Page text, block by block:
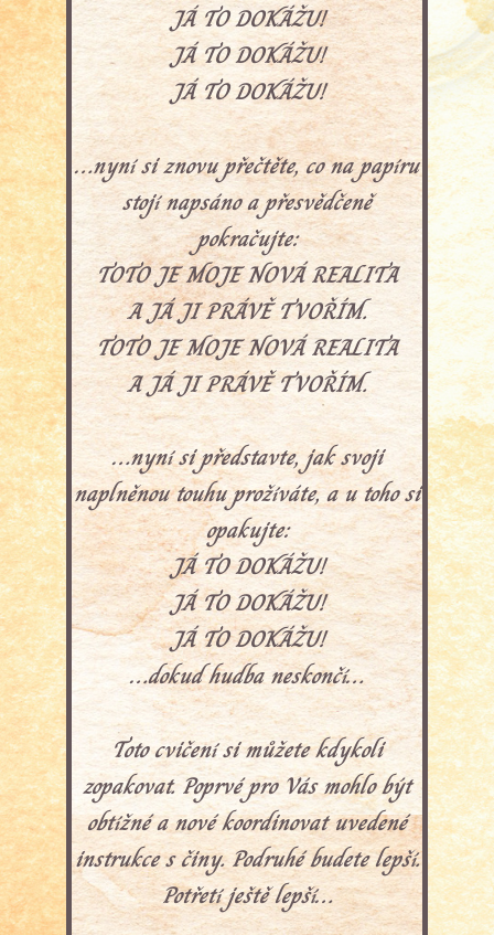
JÁ TO DOKÁŽU!
JÁ TO DOKÁŽU!
JÁ TO DOKÁŽU!
…nyní si znovu přečtěte, co na papíru
stojí napsáno a přesvědčeně
pokračujte:
TOTO JE MOJE NOVÁ REALITA
A JÁ JI PRÁVĚ TVOŘÍM.
TOTO JE MOJE NOVÁ REALITA
A JÁ JI PRÁVĚ TVOŘÍM.
…nyní si představte, jak svoji
naplněnou touhu prožíváte, a u toho si
opakujte:
JÁ TO DOKÁŽU!
JÁ TO DOKÁŽU!
JÁ TO DOKÁŽU!
…dokud hudba neskončí…
Toto cvičení si můžete kdykoli
zopakovat. Poprvé pro Vás mohlo být
obtížné a nové koordinovat uvedené
instrukce s činy. Podruhé budete lepší.
Potřetí ještě lepší…